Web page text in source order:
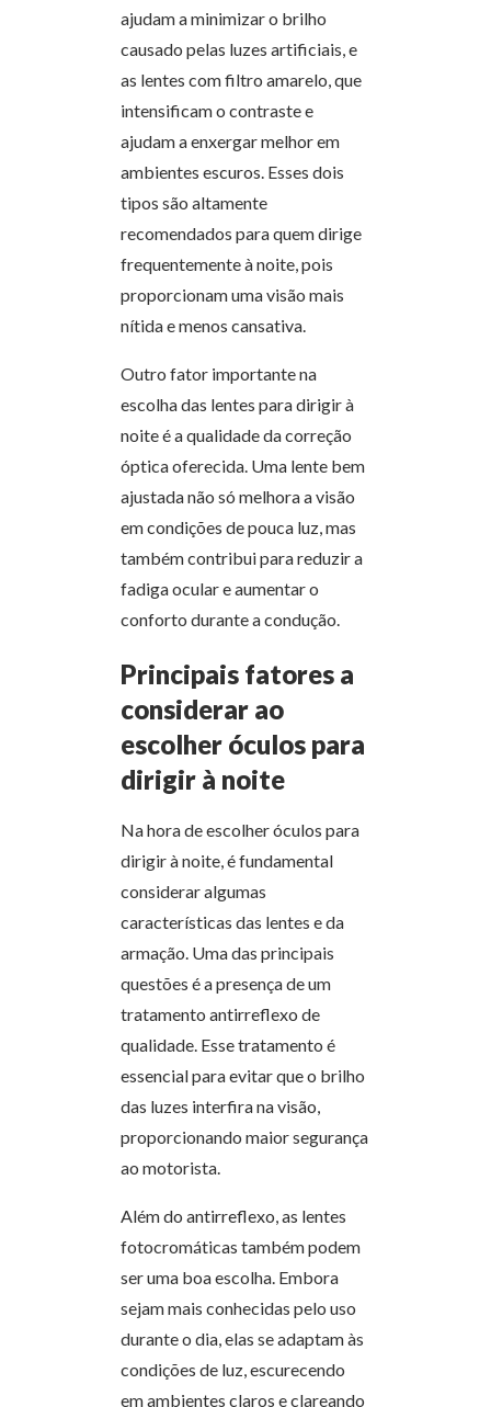
ajudam a minimizar o brilho
causado pelas luzes artificiais, e
as lentes com filtro amarelo, que
intensificam o contraste e
ajudam a enxergar melhor em
ambientes escuros. Esses dois
tipos são altamente
recomendados para quem dirige
frequentemente à noite, pois
proporcionam uma visão mais
nítida e menos cansativa.
Outro fator importante na
escolha das lentes para dirigir à
noite é a qualidade da correção
óptica oferecida. Uma lente bem
ajustada não só melhora a visão
em condições de pouca luz, mas
também contribui para reduzir a
fadiga ocular e aumentar o
conforto durante a condução.
Principais fatores a
considerar ao
escolher óculos para
dirigir à noite
Na hora de escolher óculos para
dirigir à noite, é fundamental
considerar algumas
características das lentes e da
armação. Uma das principais
questões é a presença de um
tratamento antirreflexo de
qualidade. Esse tratamento é
essencial para evitar que o brilho
das luzes interfira na visão,
proporcionando maior segurança
ao motorista.
Além do antirreflexo, as lentes
fotocromáticas também podem
ser uma boa escolha. Embora
sejam mais conhecidas pelo uso
durante o dia, elas se adaptam às
condições de luz, escurecendo
em ambientes claros e clareando